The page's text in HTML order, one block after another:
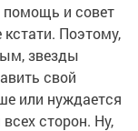
помощь и совет
кстати. Поэтому,
звезды
свой
или нуждается
сторон. Ну,